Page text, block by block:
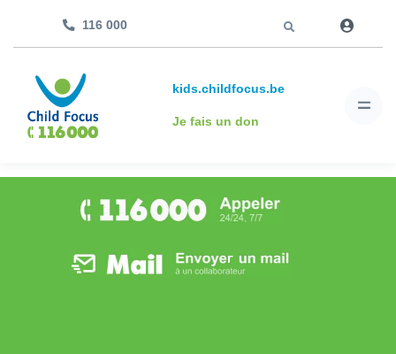
116 000
kids.childfocus.be
Je fais un don